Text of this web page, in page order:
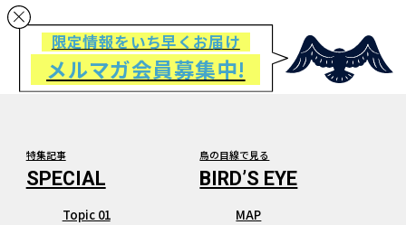
限定情報をいち早くお届け
メルマガ会員募集中!
特集記事
Topic 01
鳥の目線で見る
MAP